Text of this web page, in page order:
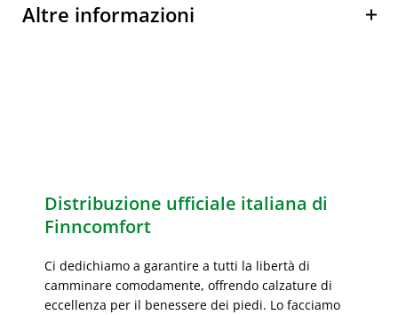
Altre informazioni
Distribuzione ufficiale italiana di
Finncomfort
Ci dedichiamo a garantire a tutti la libertà di
camminare comodamente, offrendo calzature di
eccellenza per il benessere dei piedi. Lo facciamo